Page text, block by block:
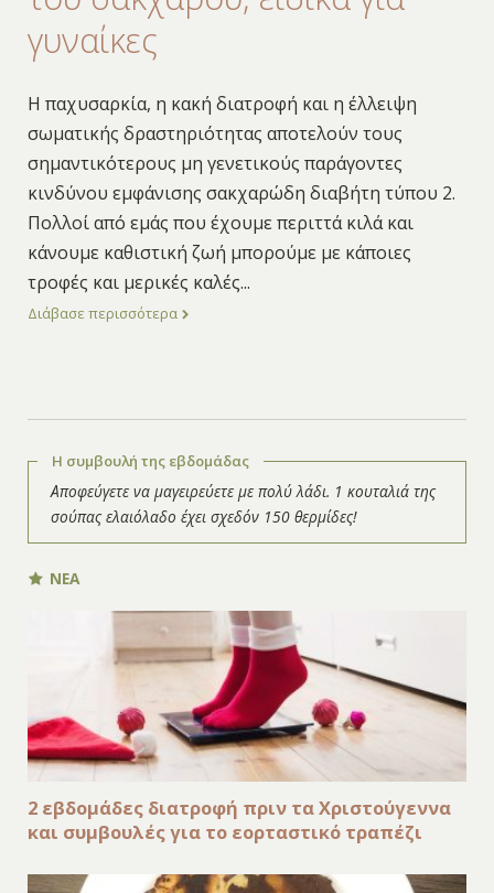
γυναίκες
Η παχυσαρκία, η κακή διατροφή και η έλλειψη
σωματικής δραστηριότητας αποτελούν τους
σημαντικότερους μη γενετικούς παράγοντες
κινδύνου εμφάνισης σακχαρώδη διαβήτη τύπου 2.
Πολλοί από εμάς που έχουμε περιττά κιλά και
κάνουμε καθιστική ζωή μπορούμε με κάποιες
τροφές και μερικές καλές...
Διάβασε περισσότερα
Η συμβουλή της εβδομάδας
Αποφεύγετε να μαγειρεύετε με πολύ λάδι. 1 κουταλιά της
σούπας ελαιόλαδο έχει σχεδόν 150 θερμίδες!
ΝΕΑ
2 εβδομάδες διατροφή πριν τα Χριστούγεννα
και συμβουλές για το εορταστικό τραπέζι